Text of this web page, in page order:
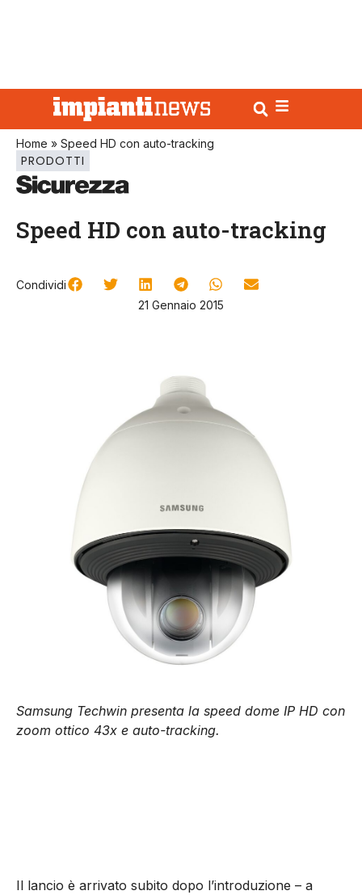
Home » Speed HD con auto-tracking
PRODOTTI
Speed HD con auto-tracking
Condividi
21 Gennaio 2015
Samsung Techwin presenta la speed dome IP HD con
zoom ottico 43x e auto-tracking.
Il lancio è arrivato subito dopo l’introduzione – a